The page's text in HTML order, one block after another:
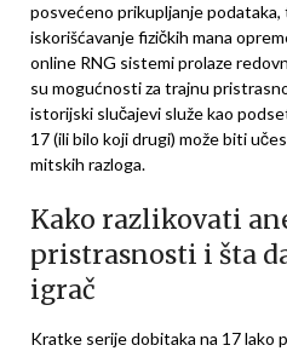
posvećeno prikupljanje
iskorišćavanje fizičkih mana
online RNG sistemi prolaze
su mogućnosti za trajnu
istorijski slučajevi služe kao
17 (ili bilo koji drugi) može biti
mitskih razloga.
Kako razlikovati
pristrasnosti i šta
igrač
Kratke serije dobitaka na 17 lako